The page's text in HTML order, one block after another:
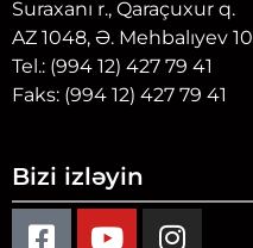
Suraxanı r., Qaraçuxur q.
AZ 1048, Ə. Mehbalıyev 10
Tel.: (994 12) 427 79 41
Faks: (994 12) 427 79 41
Bizi izləyin